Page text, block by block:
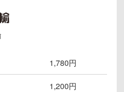
1,780円
1,200円